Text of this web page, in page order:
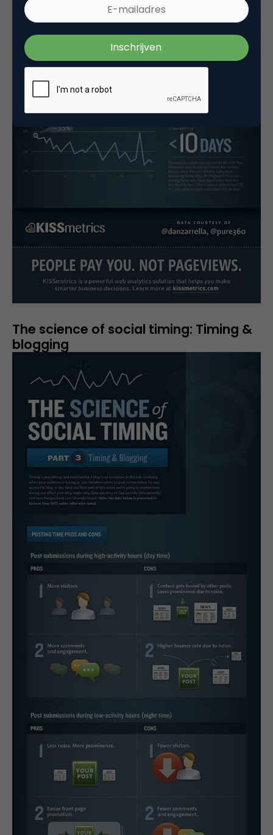
The science of social timing: Timing &
blogging